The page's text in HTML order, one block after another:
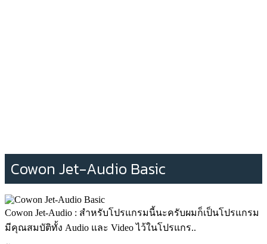
Cowon Jet-Audio Basic
Cowon Jet-Audio : สำหรับโปรแกรมนี้นะครับผมก็เป็นโปรแกรม
มีคุณสมบัติทั้ง Audio และ Video ไว้ในโปรแกร..